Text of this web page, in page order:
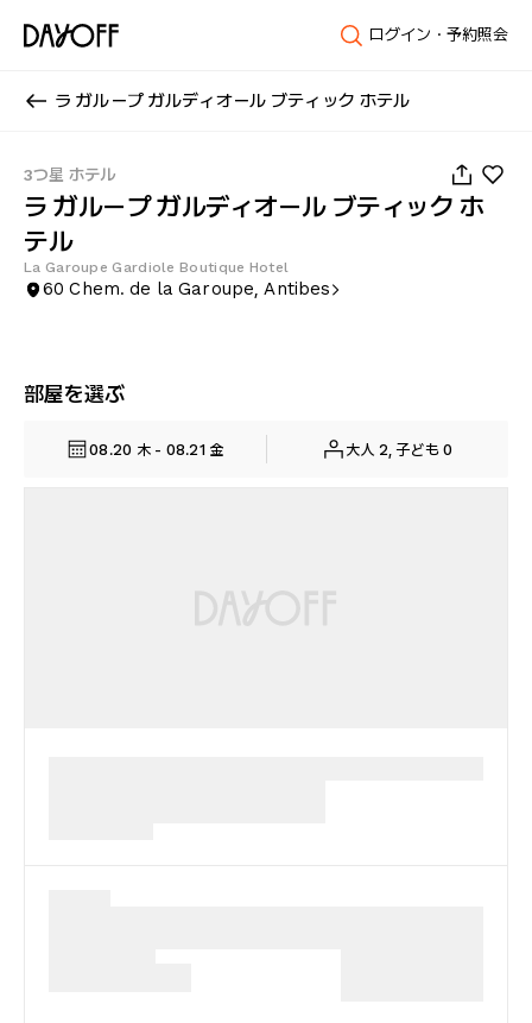
ログイン・予約照会
ラ ガループ ガルディオール ブティック ホテル
3つ星 ホテル
ラ ガループ ガルディオール ブティック ホ
テル
La Garoupe Gardiole Boutique Hotel
60 Chem. de la Garoupe, Antibes
部屋を選ぶ
08.20 木 - 08.21 金 大人 2, 子ども 0